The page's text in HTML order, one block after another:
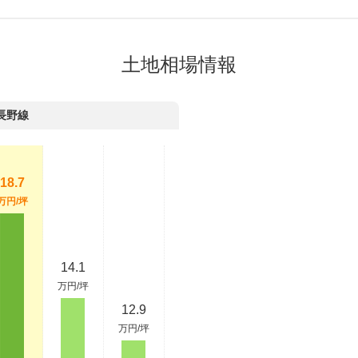
土地相場情報
野線
18.7
円/坪
14.1
万円/坪
12.9
万円/坪